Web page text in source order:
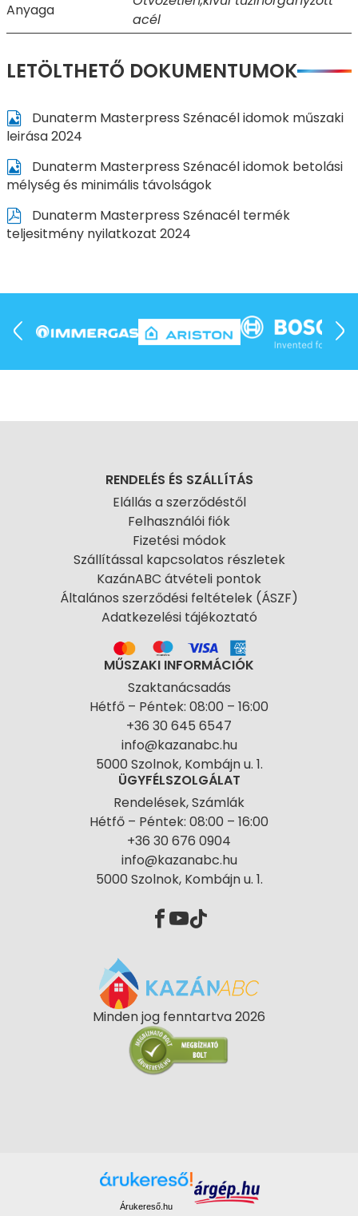
Anyaga
acél
LETÖLTHETŐ DOKUMENTUMOK
Dunaterm Masterpress Szénacél idomok műszaki
leirása 2024
Dunaterm Masterpress Szénacél idomok betolási
mélység és minimális távolságok
Dunaterm Masterpress Szénacél termék
teljesitmény nyilatkozat 2024
RENDELÉS ÉS SZÁLLÍTÁS
Elállás a szerződéstől
Felhasználói fiók
Fizetési módok
Szállítással kapcsolatos részletek
KazánABC átvételi pontok
Általános szerződési feltételek (ÁSZF)
Adatkezelési tájékoztató
MŰSZAKI INFORMÁCIÓK
Szaktanácsadás
Hétfő – Péntek: 08:00 – 16:00
+36 30 645 6547
info@kazanabc.hu
5000 Szolnok, Kombájn u. 1.
ÜGYFÉLSZOLGÁLAT
Rendelések, Számlák
Hétfő – Péntek: 08:00 – 16:00
+36 30 676 0904
info@kazanabc.hu
5000 Szolnok, Kombájn u. 1.
Minden jog fenntartva 2026
Árukereső.hu